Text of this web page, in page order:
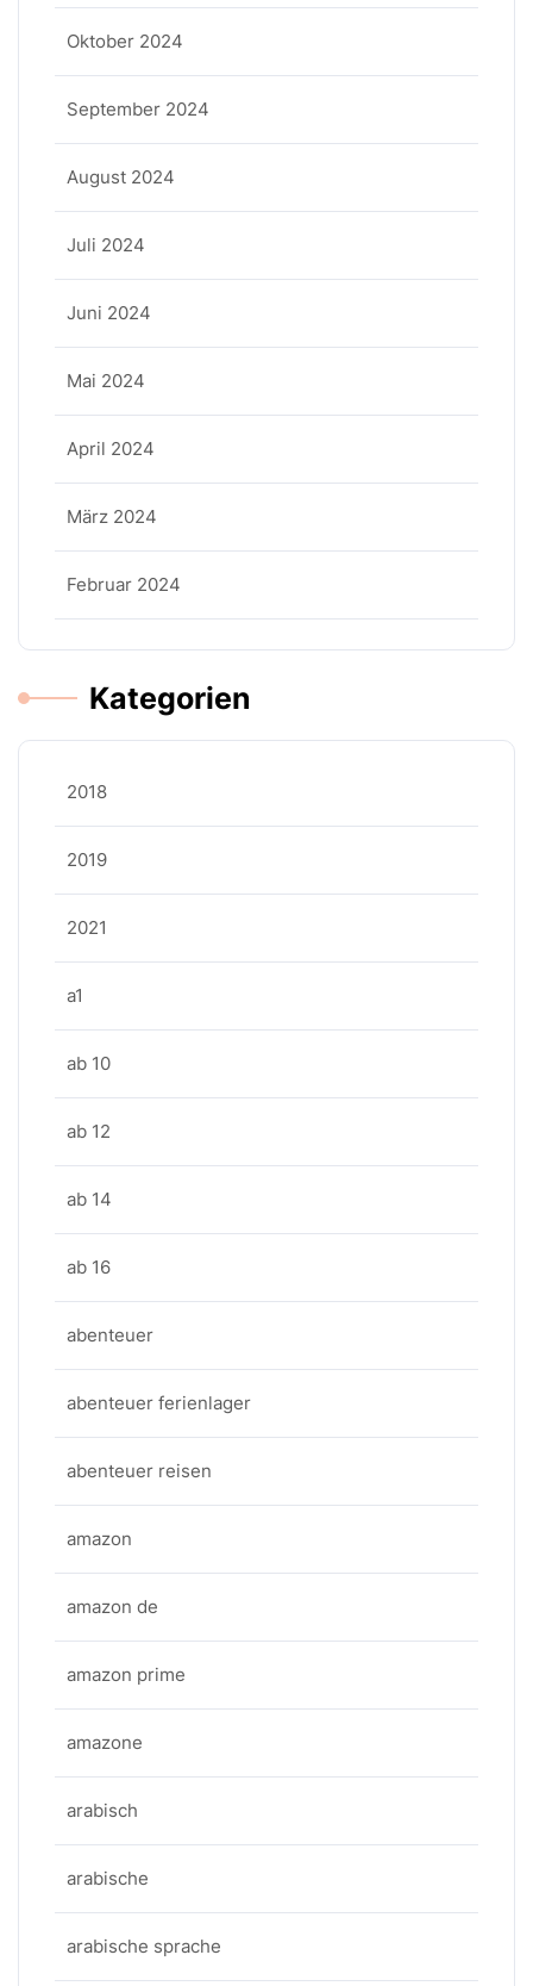
Oktober 2024
September 2024
August 2024
Juli 2024
Juni 2024
Mai 2024
April 2024
März 2024
Februar 2024
Kategorien
2018
2019
2021
a1
ab 10
ab 12
ab 14
ab 16
abenteuer
abenteuer ferienlager
abenteuer reisen
amazon
amazon de
amazon prime
amazone
arabisch
arabische
arabische sprache